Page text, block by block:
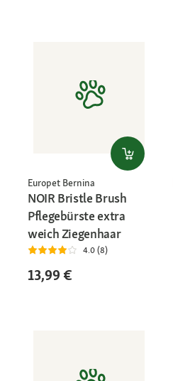
Europet Bernina
NOIR Bristle Brush
Pflegebürste extra
weich Ziegenhaar
4.0 (8)
13,99 €